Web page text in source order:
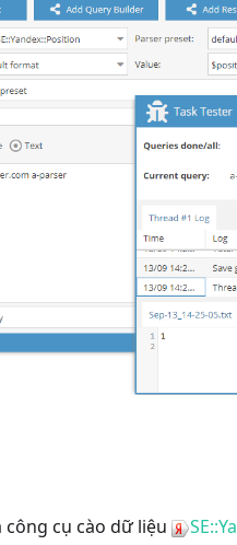
công cụ cào dữ liệu